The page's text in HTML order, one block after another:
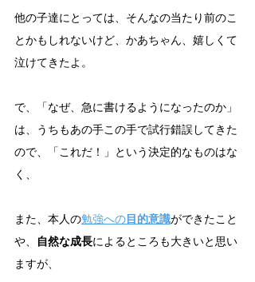
他の子達にとっては、そんなの当たり前のこ
とかもしれないけど、かあちゃん、嬉しくて
泣けてきたよ。
で、「なぜ、急に書けるようになったのか」
は、うちもあの手この手で試行錯誤してきた
ので、「これだ！」という決定的なものはな
く、
また、本人の勉強への目的意識ができたこと
や、
自然な成長によるところも大きいと思い
ますが、